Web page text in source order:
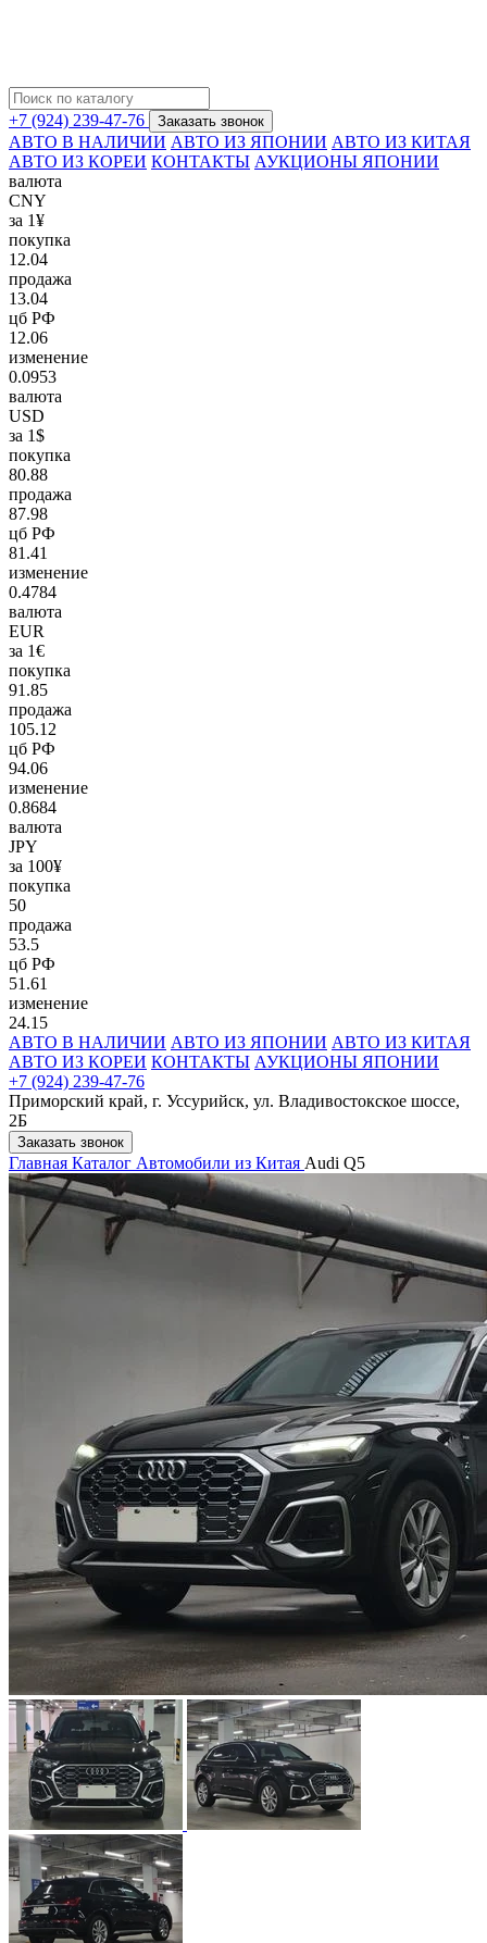
+7 (924) 239-47-76 Заказать звонок
АВТО В НАЛИЧИИ АВТО ИЗ ЯПОНИИ АВТО ИЗ КИТАЯ
АВТО ИЗ КОРЕИ КОНТАКТЫ АУКЦИОНЫ ЯПОНИИ
валюта
CNY
за 1¥
покупка
12.04
продажа
13.04
цб РФ
12.06
изменение
0.0953
валюта
USD
за 1$
покупка
80.88
продажа
87.98
цб РФ
81.41
изменение
0.4784
валюта
EUR
за 1€
покупка
91.85
продажа
105.12
цб РФ
94.06
изменение
0.8684
валюта
JPY
за 100¥
покупка
50
продажа
53.5
цб РФ
51.61
изменение
24.15
АВТО В НАЛИЧИИ АВТО ИЗ ЯПОНИИ АВТО ИЗ КИТАЯ
АВТО ИЗ КОРЕИ КОНТАКТЫ АУКЦИОНЫ ЯПОНИИ
+7 (924) 239-47-76
Приморский край, г. Уссурийск, ул. Владивостокское шоссе,
2Б
Заказать звонок
Главная Каталог Автомобили из Китая Audi Q5